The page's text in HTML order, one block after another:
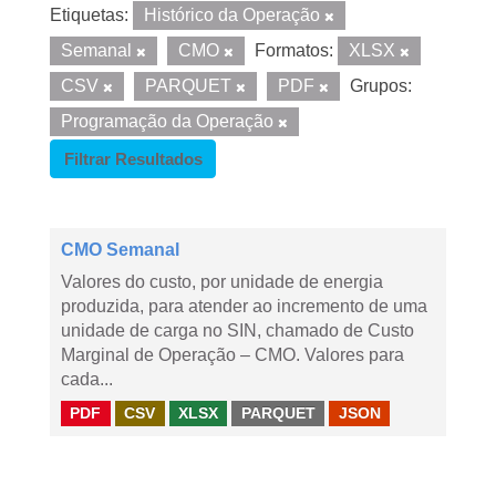
Etiquetas:
Histórico da Operação
Semanal
CMO Formatos:
XLSX
CSV
PARQUET PDF
Grupos:
Programação da Operação
Filtrar Resultados
CMO Semanal
Valores do custo, por unidade de energia
produzida, para atender ao incremento de uma
unidade de carga no SIN, chamado de Custo
Marginal de Operação – CMO. Valores para
cada...
PDF CSV XLSX PARQUET JSON